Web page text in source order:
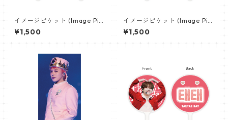
イメージピケット (Image Pic
ket) うちわ - 防弾少年団 (BTS
_04)
¥1,500
イメージピケット (Image Pic
ket) うちわ - ジョングク (JU
NGKOOK_01)
¥1,500